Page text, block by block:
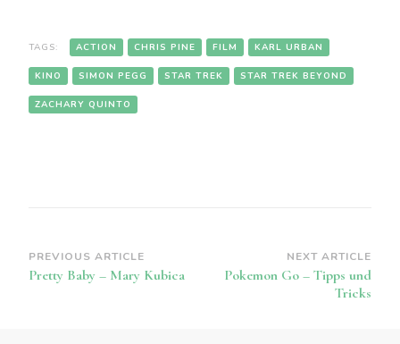
TAGS: ACTION CHRIS PINE FILM KARL URBAN
KINO SIMON PEGG STAR TREK STAR TREK BEYOND
ZACHARY QUINTO
Post
Navigation
PREVIOUS ARTICLE
Pretty Baby – Mary Kubica
NEXT ARTICLE
Pokemon Go – Tipps und
Tricks